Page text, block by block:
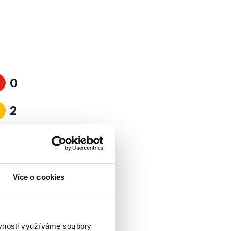
Více o cookies
využíváme soubory
0
2